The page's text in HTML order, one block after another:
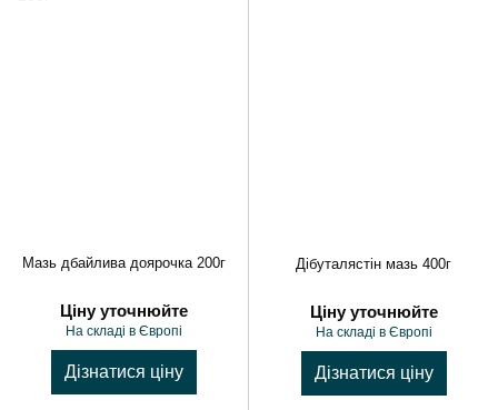
Мазь дбайлива доярочка 200г
Ціну уточнюйте
На складі в Європі
Дізнатися ціну
Дібуталястін мазь 400г
Ціну уточнюйте
На складі в Європі
Дізнатися ціну